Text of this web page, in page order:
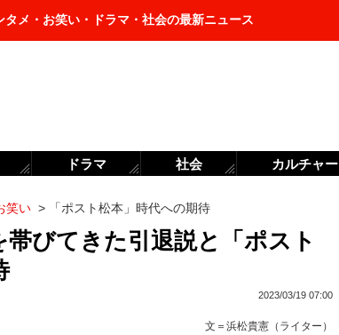
タメ・お笑い・ドラマ・社会の最新ニュース
笑い > 「ポスト松本」時代への期待
びてきた引退説と「ポスト
2023/03/19 07:00
文＝ 浜松貴憲（ライター）
ドラマ 社会 カルチャー